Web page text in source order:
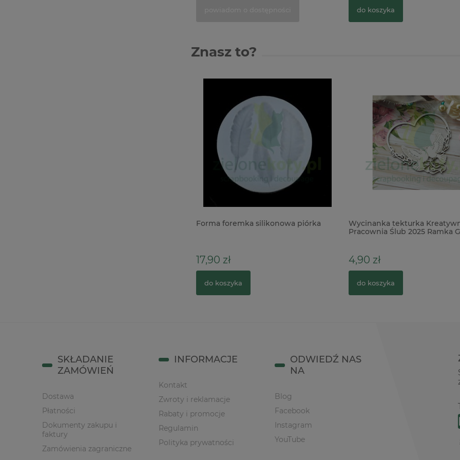
do koszyka
Znasz to?
Wycinanka tekturka Kreatywna
4,90 zł
do koszyka
Gumki zakuwane do
albumów 10szt czarne x
5,90 zł
do koszyka
SKŁADANIE
ZAMÓWIEŃ
Dostawa
Płatności
Dokumenty zakupu i
faktury
Zamówienia zagraniczne
INFORMACJE
Kontakt
Zwroty i reklamacje
Rabaty i promocje
Regulamin
Polityka prywatności
ODWIEDŹ NAS
NA
Blog
Facebook
Instagram
YouTube